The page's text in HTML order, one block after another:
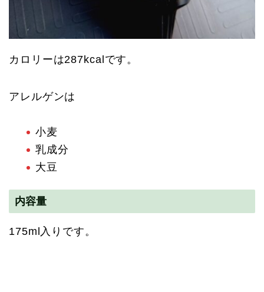
カロリーは287kcalです。
アレルゲンは
小麦
乳成分
大豆
内容量
175ml入りです。